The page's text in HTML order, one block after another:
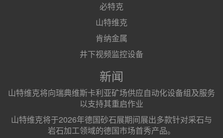
必特克
山特维克
肯纳金属
井下视频监控设备
新闻
山特维克将向瑞典维斯卡利亚矿场供应自动化设备组及服务
以支持其重启作业
山特维克将于2026年德国砂石展期间展出多款针对采石与
岩石加工领域的德国市场首秀产品。